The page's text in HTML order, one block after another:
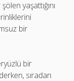
yaşattığını
bir
bir
sıradan